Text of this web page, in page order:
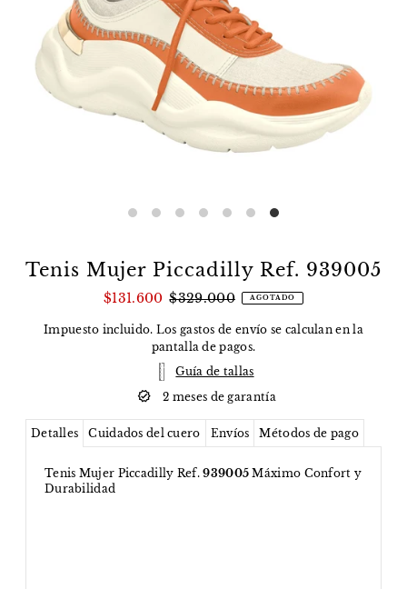
Tenis Mujer Piccadilly Ref. 939005
$131.600 $329.000 AGOTADO
Impuesto incluido. Los gastos de envío se calculan en la
pantalla de pagos.
Guía de tallas
2 meses de garantía
Detalles Cuidados del cuero Envíos Métodos de pago
Tenis Mujer Piccadilly Ref.939005 Máximo Confort y
Durabilidad